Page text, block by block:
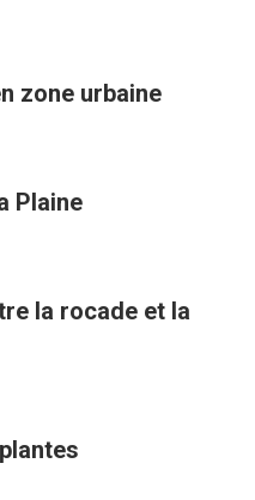
zone urbaine
Plaine
la rocade et la